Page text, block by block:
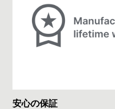
安心の保証